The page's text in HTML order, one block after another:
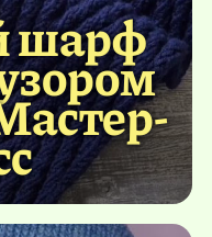
шарф